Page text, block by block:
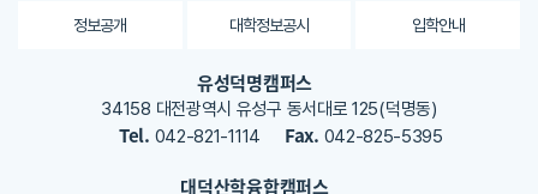
용
해
주
정보공개 대학정보공시 입학안내
유성덕명캠퍼스
34158 대전광역시 유성구 동서대로 125(덕명동)
Tel. 042-821-1114 Fax. 042-825-5395
대덕산학융합캠퍼스